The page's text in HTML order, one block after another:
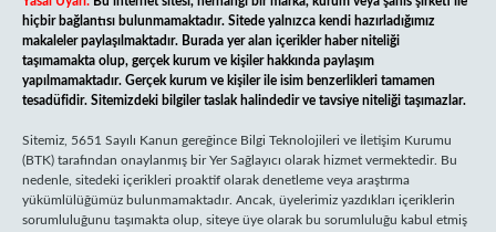
hiçbir bağlantısı bulunmamaktadır. Sitede yalnızca kendi hazırladığımız
makaleler paylaşılmaktadır. Burada yer alan içerikler haber niteliği
taşımamakta olup, gerçek kurum ve kişiler hakkında paylaşım
yapılmamaktadır. Gerçek kurum ve kişiler ile isim benzerlikleri tamamen
tesadüfidir. Sitemizdeki bilgiler taslak halindedir ve tavsiye niteliği taşımazlar.
Sitemiz, 5651 Sayılı Kanun gereğince Bilgi Teknolojileri ve İletişim Kurumu
(BTK) tarafından onaylanmış bir Yer Sağlayıcı olarak hizmet vermektedir. Bu
nedenle, sitedeki içerikleri proaktif olarak denetleme veya araştırma
yükümlülüğümüz bulunmamaktadır. Ancak, üyelerimiz yazdıkları içeriklerin
sorumluluğunu taşımakta olup, siteye üye olarak bu sorumluluğu kabul etmiş